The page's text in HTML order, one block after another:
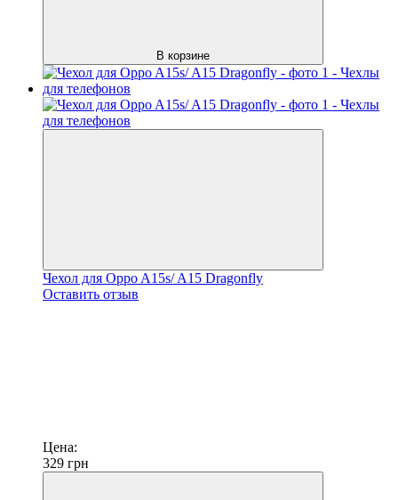
В корзине
Чехол для Oppo A15s/ A15 Dragonfly
Оставить отзыв
Цена:
329 грн